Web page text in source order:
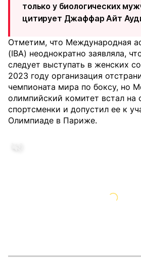
только у биологических
цитирует Джаффар Айт
Отметим, что Международная
(IBA) неоднократно заявляла,
следует выступать в женских
2023 году организация
чемпионата мира по боксу, но
олимпийский комитет встал на
спортсменки и допустил ее к
Олимпиаде в Париже.